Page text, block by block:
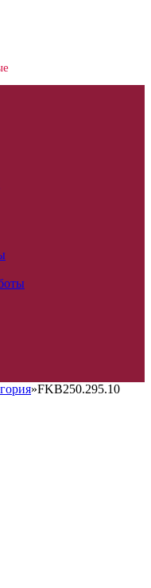
»FKB250.295.10